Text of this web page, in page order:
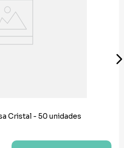
Cristal - 50 unidades